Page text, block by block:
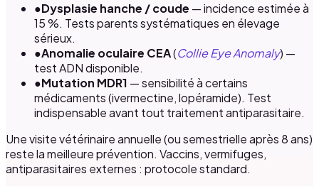
●Dysplasie hanche / coude — incidence estimée à
15 %. Tests parents systématiques en élevage
sérieux.
●Anomalie oculaire CEA(Collie Eye Anomaly) —
test ADN disponible.
●Mutation MDR1 — sensibilité à certains
médicaments (ivermectine, lopéramide). Test
indispensable avant tout traitement antiparasitaire.
Une visite vétérinaire annuelle (ou semestrielle après 8 ans)
reste la meilleure prévention. Vaccins, vermifuges,
antiparasitaires externes : protocole standard.